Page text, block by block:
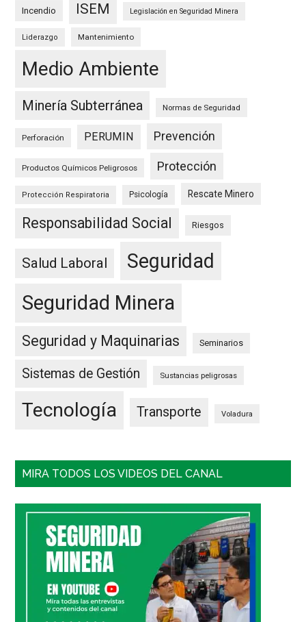
Incendio ISEM Legislación en Seguridad Minera
Liderazgo Mantenimiento
Medio Ambiente
Minería Subterránea Normas de Seguridad
Perforación PERUMIN Prevención
Productos Químicos Peligrosos Protección
Protección Respiratoria Psicología Rescate Minero
Responsabilidad Social Riesgos
Salud Laboral
Seguridad
Seguridad Minera
Seguridad y Maquinarias Seminarios
Sistemas de Gestión Sustancias peligrosas
Tecnología Transporte Voladura
MIRA TODOS LOS VIDEOS DEL CANAL